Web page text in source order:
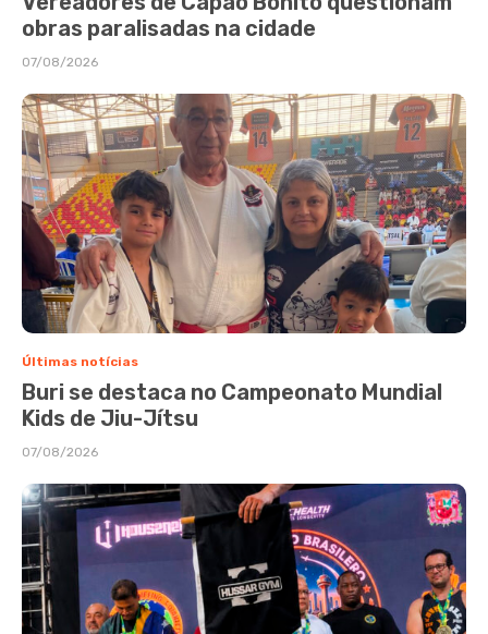
obras paralisadas na cidade
07/08/2026
Últimas notícias
Buri se destaca no Campeonato Mundial
Kids de Jiu-Jítsu
07/08/2026